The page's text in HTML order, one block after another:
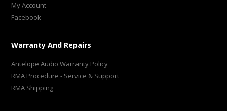
My Account
Facebook
Warranty And Repairs
Antelope Audio Warranty Policy
RMA Procedure - Service & Support
RMA Shipping